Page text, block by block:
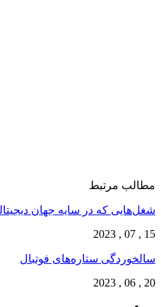
مطالب مرتبط
شغل‌‌هایی که در سایه جهان
15 , 07 , 2023
سالخوردگی ستاره‌های فوتبال
20 , 06 , 2023